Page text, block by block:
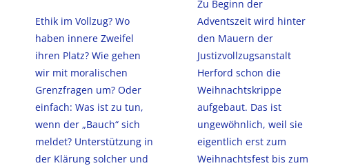
Ethik im Vollzug? Wo
haben innere Zweifel
ihren Platz? Wie gehen
wir mit moralischen
Grenzfragen um? Oder
einfach: Was ist zu tun,
wenn der „Bauch“ sich
meldet? Unterstützung in
der Klärung solcher und
Zu Beginn der
Adventszeit wird hinter
den Mauern der
Justizvollzugsanstalt
Herford schon die
Weihnachtskrippe
aufgebaut. Das ist
ungewöhnlich, weil sie
eigentlich erst zum
Weihnachtsfest bis zum